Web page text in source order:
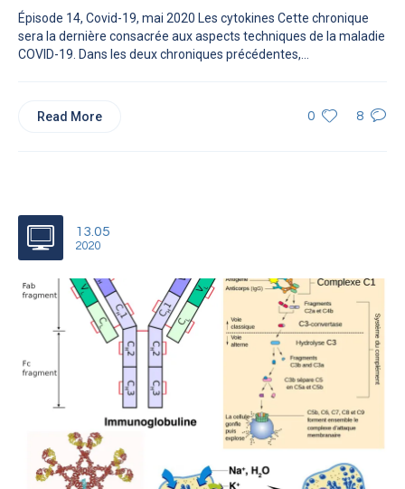
Épisode 14, Covid-19, mai 2020 Les cytokines Cette chronique
sera la dernière consacrée aux aspects techniques de la maladie
COVID-19. Dans les deux chroniques précédentes,...
0 8
Read More
13.05
2020